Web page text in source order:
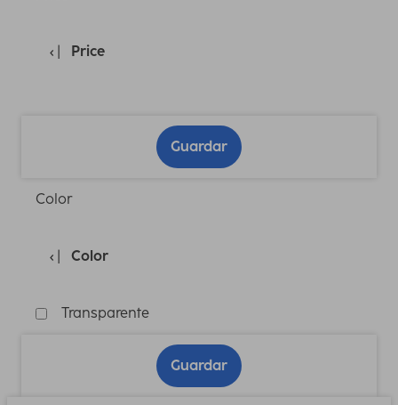
Price
Guardar
Color
Color
Transparente
Guardar